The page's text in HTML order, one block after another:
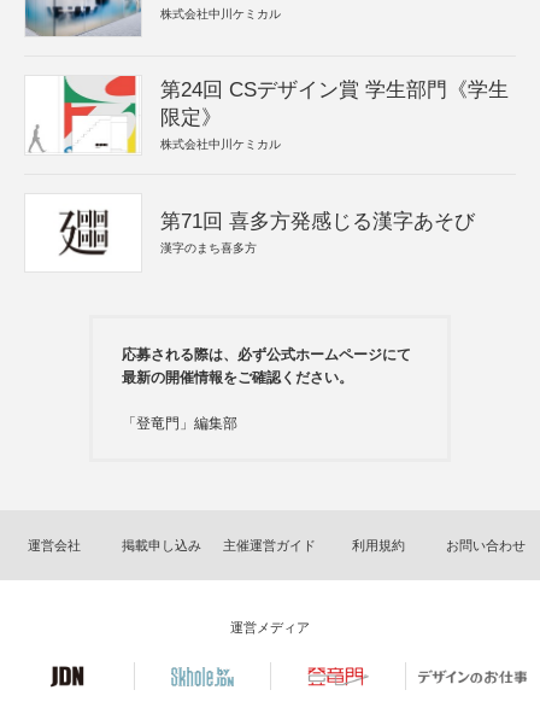
株式会社中川ケミカル
第24回 CSデザイン賞 学生部門《学生
限定》
株式会社中川ケミカル
第71回 喜多方発感じる漢字あそび
漢字のまち喜多方
応募される際は、必ず公式ホームページにて
最新の開催情報をご確認ください。
「登竜門」編集部
運営会社 掲載申し込み 主催運営ガイド 利用規約 お問い合わせ
運営メディア